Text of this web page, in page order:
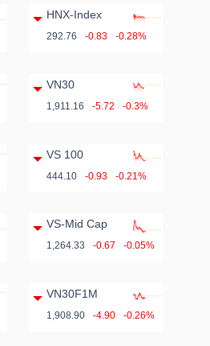
HNX-Index
292.76 -0.83 -0.28%
VN30
1,911.16 -5.72 -0.3%
VS 100
444.10 -0.93 -0.21%
VS-Mid Cap
1,264.33 -0.67 -0.05%
VN30F1M
1,908.90 -4.90 -0.26%